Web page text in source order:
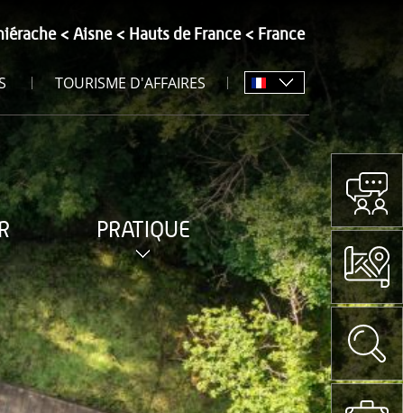
Aisne Hauts de France France
TOURISME D'AFFAIRES
PRATIQUE